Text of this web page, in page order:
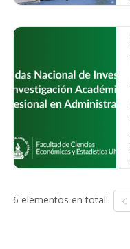
6 elementos en total: